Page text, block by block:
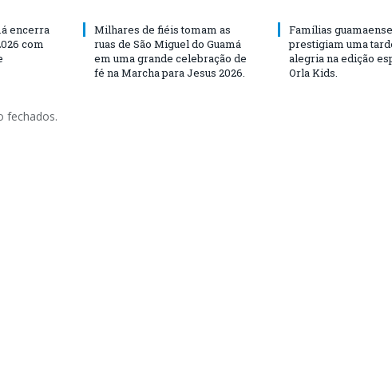
encerra
com
Milhares de fiéis tomam as
ruas de São Miguel do Guamá
em uma grande celebração de
fé na Marcha para Jesus 2026.
Famílias
prestigiam uma
alegria na edição
Orla Kids.
fechados.